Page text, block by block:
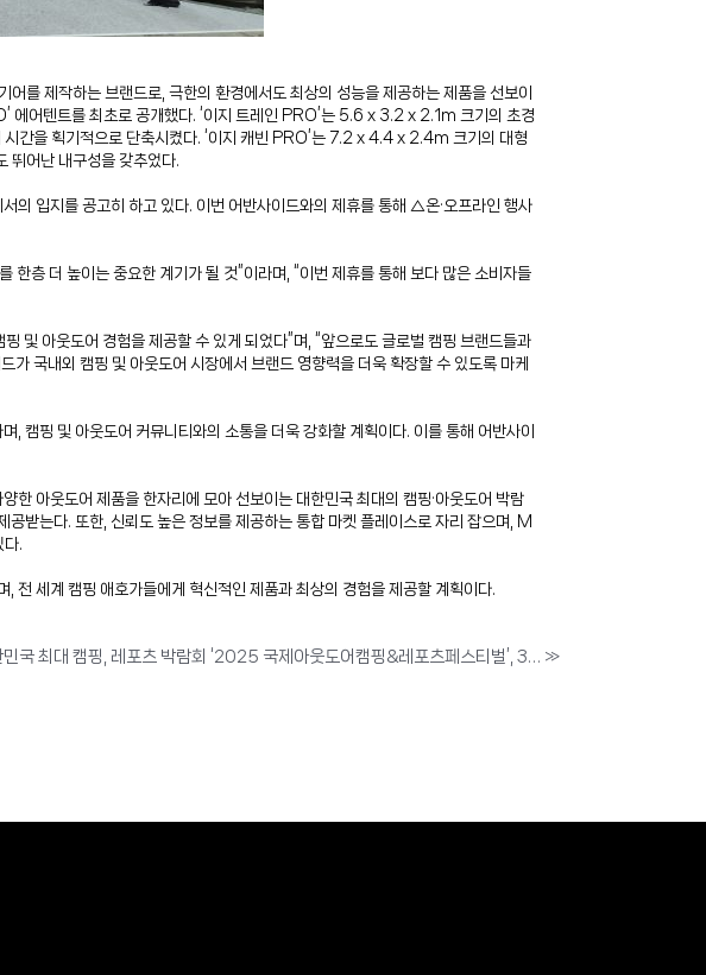
제작하는 브랜드로, 극한의 환경에서도 최상의 성능을 제공하는 제품을 선보이
에어텐트를 최초로 공개했다. ‘이지 트레인 PRO’는 5.6 x 3.2 x 2.1m 크기의 초경
간을 획기적으로 단축시켰다. ‘이지 캐빈 PRO’는 7.2 x 4.4 x 2.4m 크기의 대형
뛰어난 내구성을 갖추었다.
의 입지를 공고히 하고 있다. 이번 어반사이드와의 제휴를 통해 △온·오프라인 행사
층 더 높이는 중요한 계기가 될 것”이라며, “이번 제휴를 통해 보다 많은 소비자들
및 아웃도어 경험을 제공할 수 있게 되었다”며, “앞으로도 글로벌 캠핑 브랜드들과
가 국내외 캠핑 및 아웃도어 시장에서 브랜드 영향력을 더욱 확장할 수 있도록 마케
캠핑 및 아웃도어 커뮤니티와의 소통을 더욱 강화할 계획이다. 이를 통해 어반사이
한 아웃도어 제품을 한자리에 모아 선보이는 대한민국 최대의 캠핑·아웃도어 박람
받는다. 또한, 신뢰도 높은 정보를 제공하는 통합 마켓 플레이스로 자리 잡으며, M
.
전 세계 캠핑 애호가들에게 혁신적인 제품과 최상의 경험을 제공할 계획이다.
대한민국 최대 캠핑, 레포츠 박람회 ‘2025 국제아웃도어캠핑&레포츠페스티벌’, 3월 21일부터 서울 코엑스마곡 개최 »